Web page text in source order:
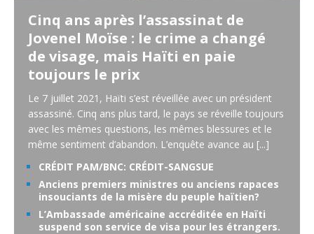
Cinq ans après l’assassinat de
Jovenel Moïse : le crime a changé
de visage, mais Haïti en paie
toujours le prix
Le 7 juillet 2021, Haïti s’est réveillée avec un président
assassiné. Cinq ans plus tard, le pays se réveille toujours
avec les mêmes questions, les mêmes blessures et le
même sentiment d’abandon. L’enquête avance au [...]
CRÉDIT PAM/BNC: CRÉDIT-SANGSUE
Anciens premiers ministres ou anciens rapaces
insouciants de la misère du peuple haïtien?
L’Ambassade américaine accréditée en Haïti
suspend son service de visa pour les étrangers.